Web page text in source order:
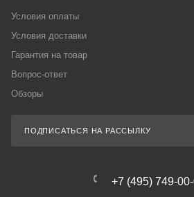
Условия оплаты
Условия доставки
Гарантия на товар
Вопрос-ответ
Обзоры
ПОДПИСАТЬСЯ НА РАССЫЛКУ
+7 (495) 749-